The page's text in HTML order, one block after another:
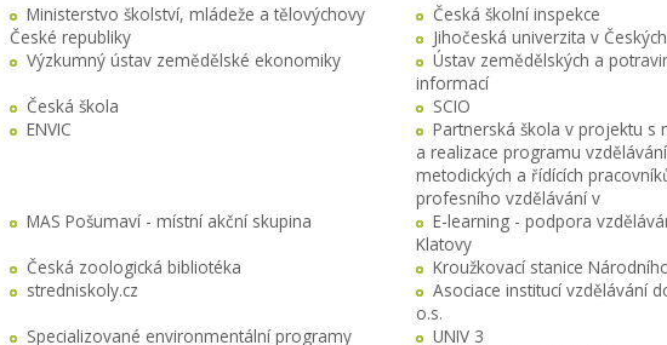
Ministerstvo školství, mládeže a tělovýchovy
České republiky
Česká školní inspekce
Jihočeská univerzita v
Výzkumný ústav zemědělské ekonomiky
Ústav zemědělských a
informací
Česká škola
SCIO
ENVIC
Partnerská škola v projektu s
a realizace programu
metodických a řídících
profesního vzdělávání v
MAS Pošumaví - místní akční skupina
E-learning - podpora
Klatovy
Česká zoologická bibliotéka
Kroužkovací stanice
stredniskoly.cz
Asociace institucí vzdělávání
o.s.
Specializované environmentální programy
UNIV 3